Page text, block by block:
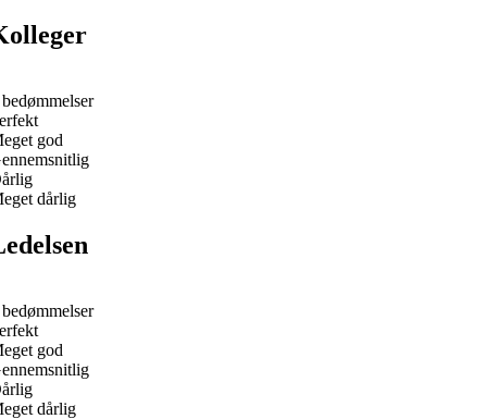
god
dårlig
god
dårlig